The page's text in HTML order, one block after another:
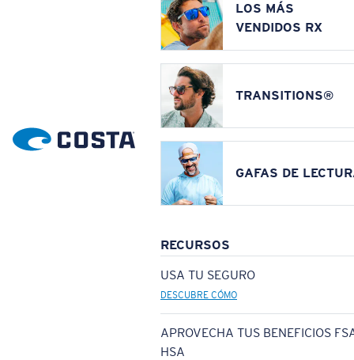
LOS MÁS
VENDIDOS RX
TRANSITIONS®
GAFAS DE
RECURSOS
USA TU SEGURO
DESCUBRE CÓMO
APROVECHA TUS BENEFICIOS
HSA